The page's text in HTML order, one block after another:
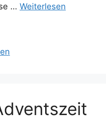
… Weiterlesen